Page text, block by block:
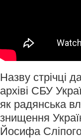
Назву стрічці
архіві СБУ
як радянська
знищення
Йосифа